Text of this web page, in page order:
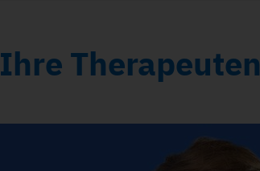
Ihre Therapeuten